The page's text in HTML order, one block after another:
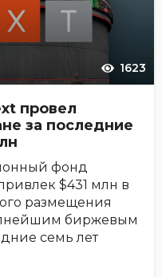
1623
провел
за последние
фонд
$431 млн в
размещения
биржевым
семь лет